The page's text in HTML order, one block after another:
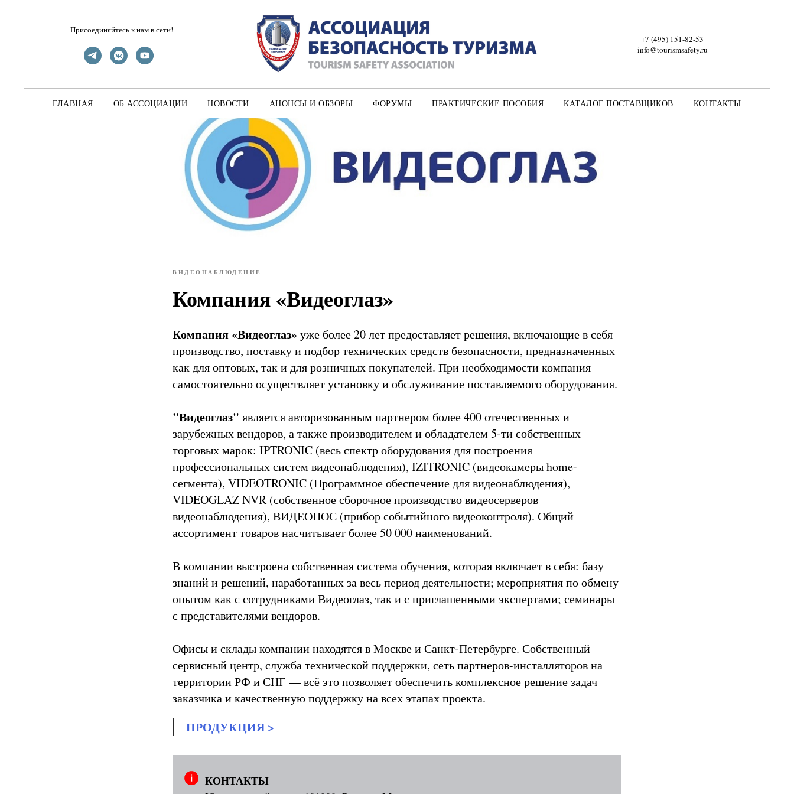
Присоединяйтесь к нам в сети!
+7 (495) 151-82-53
info@tourismsafety.ru
ГЛАВНАЯ ОБ АССОЦИАЦИИ НОВОСТИ АНОНСЫ И ОБЗОРЫ ФОРУМЫ ПРАКТИЧЕСКИЕ ПОСОБИЯ КАТАЛОГ ПОСТАВЩИКОВ КОНТАКТЫ
ВИДЕОНАБЛЮДЕНИЕ
Компания «Видеоглаз»
Компания «Видеоглаз»уже более 20 лет предоставляет решения, включающие в себя
производство, поставку и подбор технических средств безопасности, предназначенных
как для оптовых, так и для розничных покупателей. При необходимости компания
самостоятельно осуществляет установку и обслуживание поставляемого оборудования.
"Видеоглаз" является авторизованным партнером более 400 отечественных и
зарубежных вендоров, а также производителем и обладателем 5-ти собственных
торговых марок: IPTRONIC (весь спектр оборудования для построения
профессиональных систем видеонаблюдения), IZITRONIC (видеокамеры home-
сегмента), VIDEOTRONIC (Программное обеспечение для видеонаблюдения),
VIDEOGLAZ NVR (собственное сборочное производство видеосерверов
видеонаблюдения), ВИДЕОПОС (прибор событийного видеоконтроля). Общий
ассортимент товаров насчитывает более 50 000 наименований.
В компании выстроена собственная система обучения, которая включает в себя: базу
знаний и решений, наработанных за весь период деятельности; мероприятия по обмену
опытом как с сотрудниками Видеоглаз, так и с приглашенными экспертами; семинары
с представителями вендоров.
Офисы и склады компании находятся в Москве и Санкт-Петербурге. Собственный
сервисный центр, служба технической поддержки, сеть партнеров-инсталляторов на
территории РФ и СНГ — всё это позволяет обеспечить комплексное решение задач
заказчика и качественную поддержку на всех этапах проекта.
ПРОДУКЦИЯ >
КОНТАКТЫ